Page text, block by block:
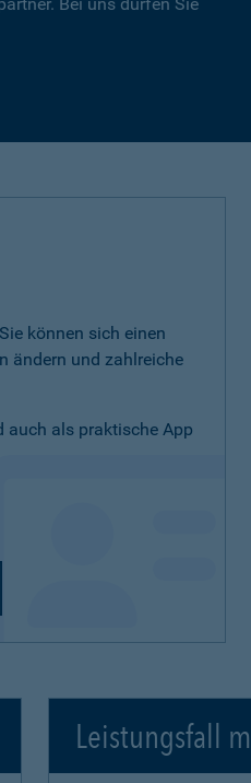
können sich einen
ändern und zahlreiche
auch als praktische App
Leistungsfall